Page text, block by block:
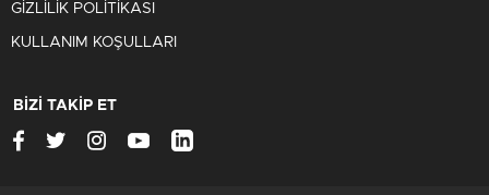
GİZLİLİK POLİTİKASI
KULLANIM KOŞULLARI
BİZİ TAKİP ET